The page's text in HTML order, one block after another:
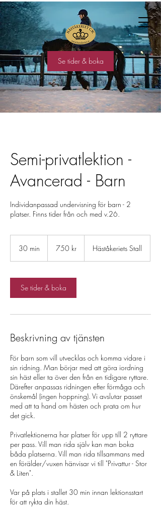
Se tider & boka
Semi-privatlektion -
Avancerad - Barn
Individanpassad undervisning för barn - 2
platser. Finns tider från och med v.26.
30 min
i
n
kronor750 kr Häståkeriets Stall
Se tider & boka
Beskrivning av tjänsten
För barn som vill utvecklas och komma vidare i
sin ridning. Man börjar med att göra iordning
sin häst eller ta över den från en tidigare ryttare.
Därefter anpassas ridningen efter förmåga och
önskemål (ingen hoppning). Vi avslutar passet
med att ta hand om hästen och prata om hur
det gick.
Privatlektionerna har platser för upp till 2 ryttare
per pass. Vill man rida själv kan man boka
båda platserna. Vill man rida tillsammans med
en förälder/vuxen hänvisar vi till "Privattur - Stor
& Liten".
Var på plats i stallet 30 min innan lektionsstart
för att rykta din häst.